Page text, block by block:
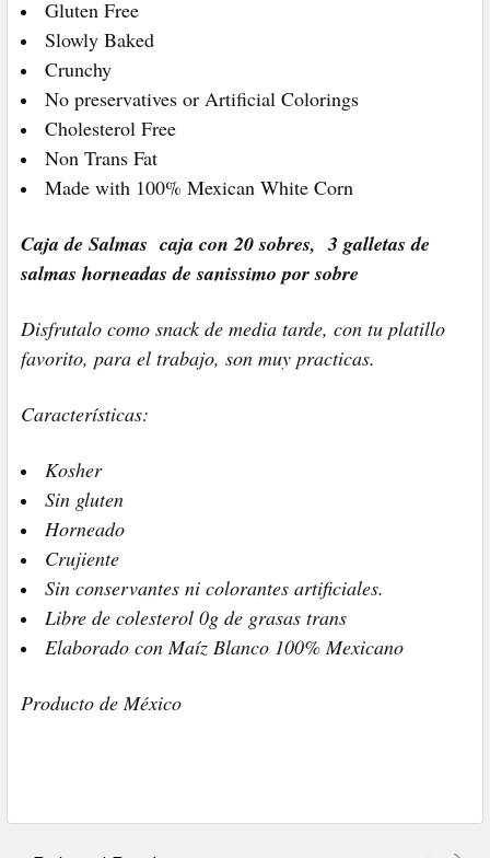
Gluten Free
Slowly Baked
Crunchy
No preservatives or Artificial Colorings
Cholesterol Free
Non Trans Fat
Made with 100% Mexican White Corn
Caja de Salmas caja con 20 sobres, 3 galletas de
salmas horneadas de sanissimo por sobre
Disfrutalo como snack de media tarde, con tu platillo
favorito, para el trabajo, son muy practicas.
Características:
Kosher
Sin gluten
Horneado
Crujiente
Sin conservantes ni colorantes artificiales.
Libre de colesterol 0g de grasas trans
Elaborado con Maíz Blanco 100% Mexicano
Producto de México